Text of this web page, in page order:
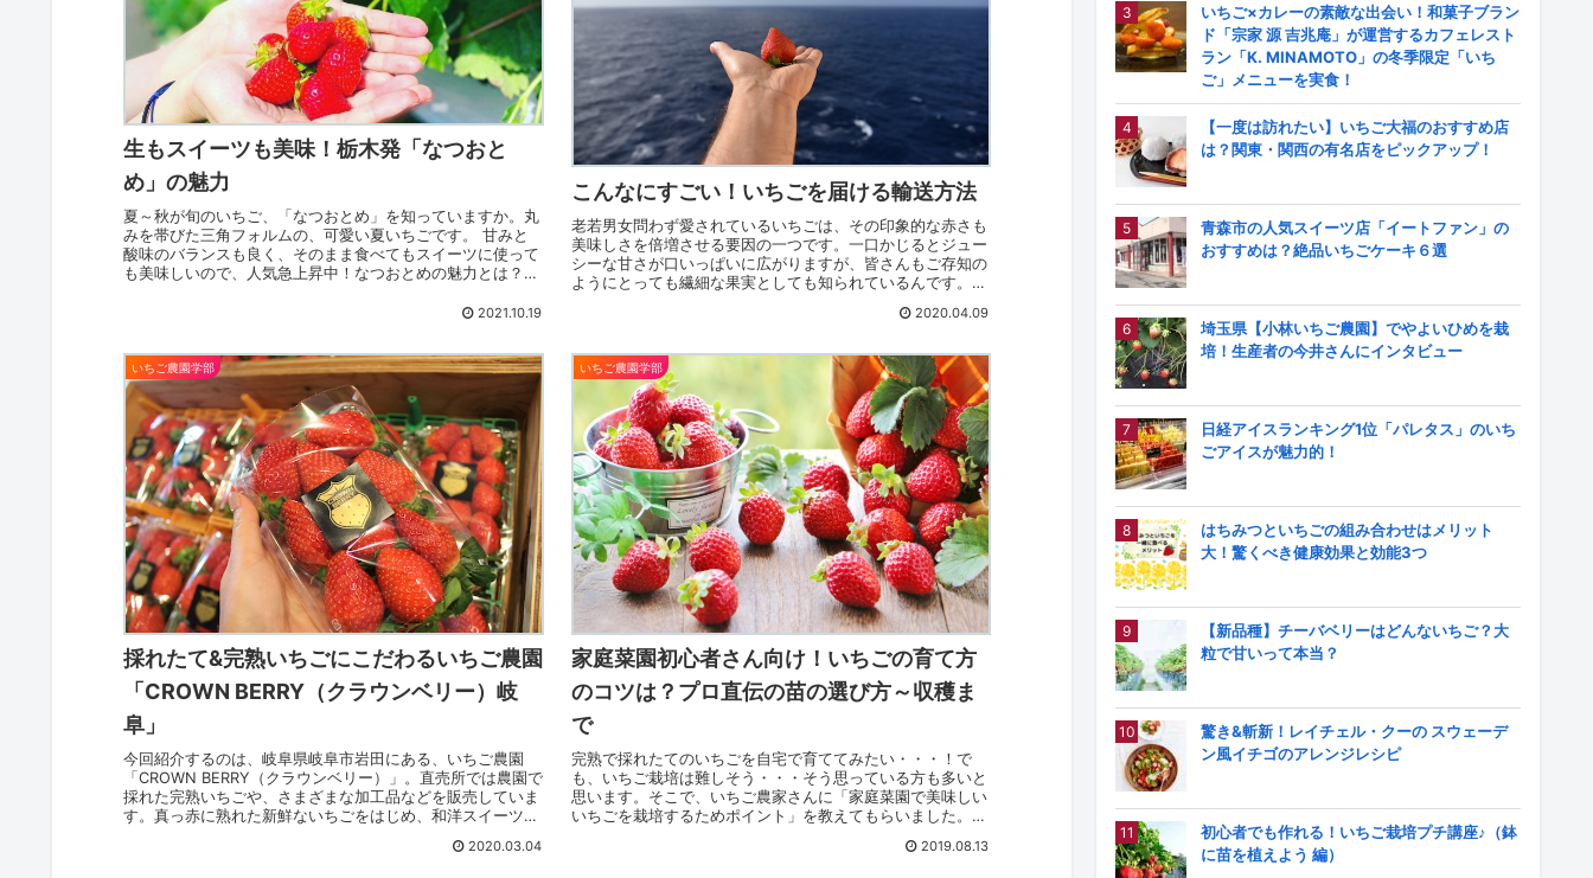
生もスイーツも美味！栃木発「なつおと
め」の魅力
夏～秋が旬のいちご、「なつおとめ」を知っていますか。丸
みを帯びた三角フォルムの、可愛い夏いちごです。 甘みと
酸味のバランスも良く、そのまま食べてもスイーツに使って
も美味しいので、人気急上昇中！なつおとめの魅力とは？
2021.10.19
こんなにすごい！いちごを届ける輸送方法
老若男女問わず愛されているいちごは、その印象的な赤さも
美味しさを倍増させる要因の一つです。一口かじるとジュー
シーな甘さが口いっぱいに広がりますが、皆さんもご存知の
ようにとっても繊細な果実としても知られているんです。店
2020.04.09
いちご農園学部
採れたて&完熟いちごにこだわるいちご農園
「CROWN BERRY（クラウンベリー）岐
阜」
今回紹介するのは、岐阜県岐阜市岩田にある、いちご農園
「CROWN BERRY（クラウンベリー）」。直売所では農園で
採れた完熟いちごや、さまざまな加工品などを販売していま
す。真っ赤に熟れた新鮮ないちごをはじめ、和洋スイーツ、
2020.03.04
いちご農園学部
家庭菜園初心者さん向け！いちごの育て方
のコツは？プロ直伝の苗の選び方～収穫ま
で
完熟で採れたてのいちごを自宅で育ててみたい・・・！で
も、いちご栽培は難しそう・・・そう思っている方も多いと
思います。そこで、いちご農家さんに「家庭菜園で美味しい
いちごを栽培するためポイント」を教えてもらいました。苗
2019.08.13
いちご×カレーの素敵な出会い！和菓子ブラン
ド「宗家 源 吉兆庵」が運営するカフェレスト
ラン「K. MINAMOTO」の冬季限定「いち
ご」メニューを実食！
【一度は訪れたい】いちご大福のおすすめ店
は？関東・関西の有名店をピックアップ！
青森市の人気スイーツ店「イートファン」の
おすすめは？絶品いちごケーキ６選
埼玉県【小林いちご農園】でやよいひめを栽
培！生産者の今井さんにインタビュー
日経アイスランキング1位「パレタス」のいち
ごアイスが魅力的！
はちみつといちごの組み合わせはメリット
大！驚くべき健康効果と効能3つ
【新品種】チーバベリーはどんないちご？大
粒で甘いって本当？
驚き&斬新！レイチェル・クーの スウェーデ
ン風イチゴのアレンジレシピ
初心者でも作れる！いちご栽培プチ講座♪（鉢
に苗を植えよう 編）